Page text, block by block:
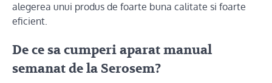
alegerea unui produs de foarte buna calitate si foarte
eficient.
De ce sa cumperi aparat manual
semanat de la Serosem?